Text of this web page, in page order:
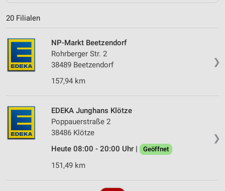
20 Filialen
❯
NP-Markt Beetzendorf
Rohrberger Str. 2
38489 Beetzendorf
157,94 km
❯
EDEKA Junghans Klötze
Poppauerstraße 2
38486 Klötze
Heute 08:00 - 20:00 Uhr |
Geöffnet
151,49 km